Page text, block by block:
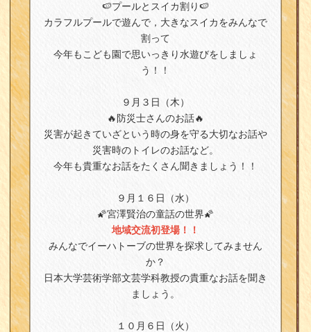
🍉プールとスイカ割り🍉
カラフルプールで遊んで，大きなスイカをみんなで
割って
今年もこども園で思いっきり水遊びをしましょ
う！！
９月３日（木）
🔥防災士さんのお話🔥
災害が起きていざという時の身を守る大切なお話や
災害時のトイレのお話など。
今年も貴重なお話をたくさん聞きましょう！！
９月１６日（水）
🌠宮澤賢治の童話の世界🌠
地域交流初登場！！
みんなでイーハトーブの世界を探求してみません
か？
日本大学芸術学部文芸学科教授の貴重なお話を聞き
ましょう。
１０月６日（火）